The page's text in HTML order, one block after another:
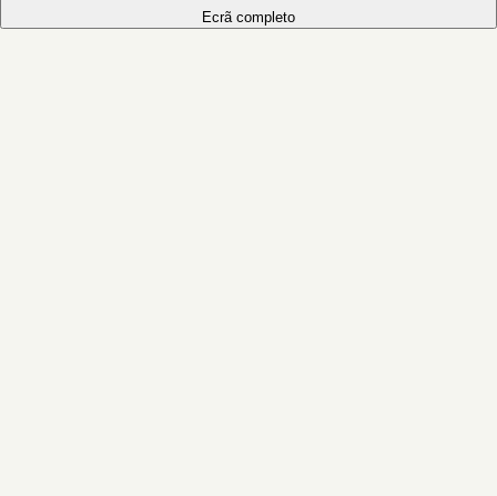
Ecrã completo